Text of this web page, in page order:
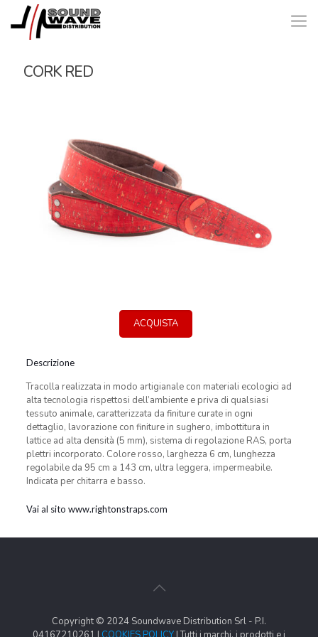
CORK RED
ACQUISTA
Descrizione
Tracolla realizzata in modo artigianale con materiali ecologici ad
alta tecnologia rispettosi dell’ambiente e priva di qualsiasi
tessuto animale, caratterizzata da finiture curate in ogni
dettaglio, lavorazione con finiture in sughero, imbottitura in
lattice ad alta densità (5 mm), sistema di regolazione RAS, porta
plettri incorporato. Colore rosso, larghezza 6 cm, lunghezza
regolabile da 95 cm a 143 cm, ultra leggera, impermeabile.
Indicata per chitarra e basso.
Vai al sito www.rightonstraps.com
Copyright © 2024 Soundwave Distribution Srl - P.I.